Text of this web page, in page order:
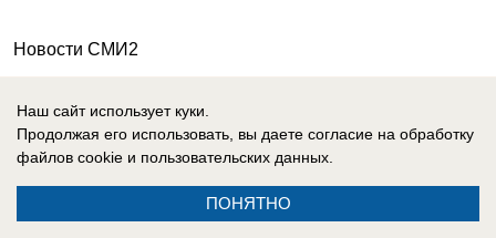
Новости СМИ2
Реклама на сайте
Контакты
Вакансии
Информация
Наш сайт использует куки.
Продолжая его использовать, вы даете согласие на обработку
файлов cookie и пользовательских данных.
ПОНЯТНО